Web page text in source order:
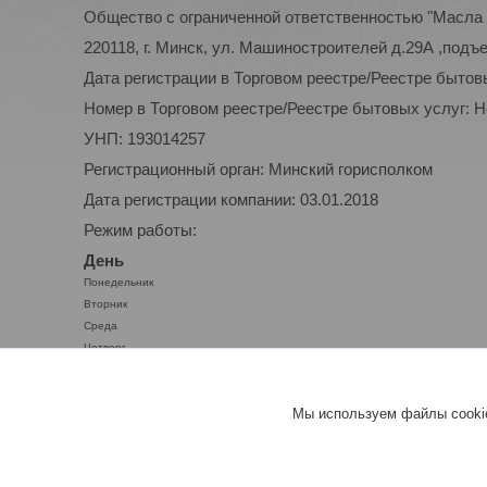
Общество с ограниченной ответственностью
220118, г. Минск, ул. Машиностроителей д.29А
Дата регистрации в Торговом реестре/Реестре
Номер в Торговом реестре/Реестре бытовых услуг:
УНП: 193014257
Регистрационный орган: Минский горисполком
Дата регистрации компании: 03.01.2018
Режим работы:
День
Понедельник
Вторник
Среда
Четверг
Мы используем файлы